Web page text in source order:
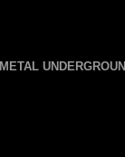
METAL